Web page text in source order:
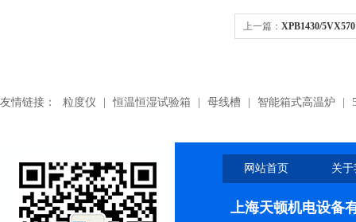
上一篇： XPB1430/
友情链接： 粒度仪 恒温恒湿试验箱 母线槽 智能箱式高温炉
网站首页 关
上海天顿机电设备